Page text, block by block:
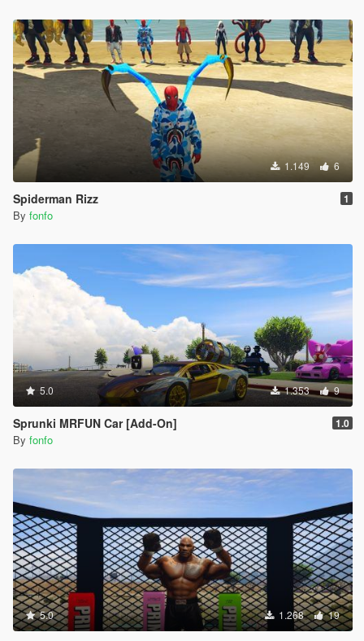
1.149 6
Spiderman Rizz 1
By fonfo
5.0 1.353 9
Sprunki MRFUN Car [Add-On] 1.0
By fonfo
5.0 1.268 19